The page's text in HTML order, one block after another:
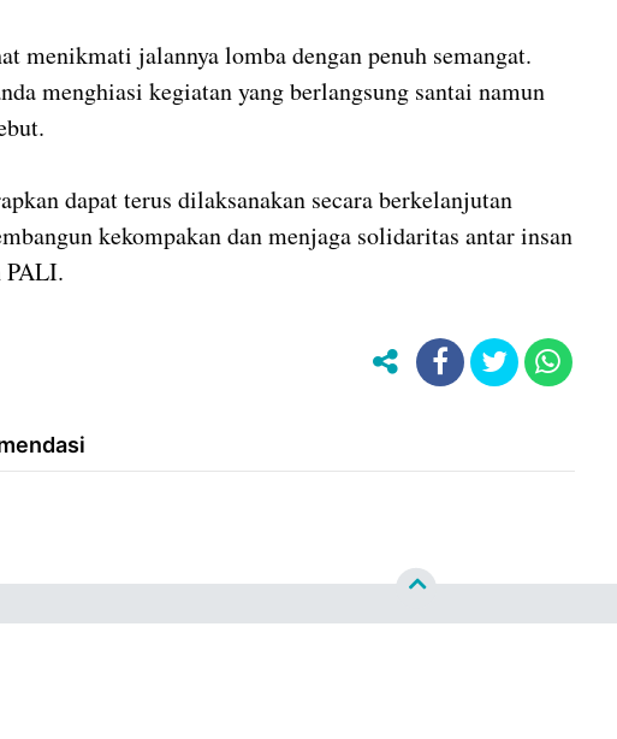
menikmati jalannya lomba dengan penuh semangat.
menghiasi kegiatan yang berlangsung santai namun
dapat terus dilaksanakan secara berkelanjutan
kekompakan dan menjaga solidaritas antar insan
PALI.